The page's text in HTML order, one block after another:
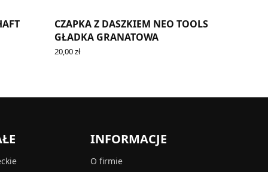
CZAPKA Z DASZKIEM NEO TOOLS
GŁADKA GRANATOWA
20,00zł
INFORMACJE
O firmie